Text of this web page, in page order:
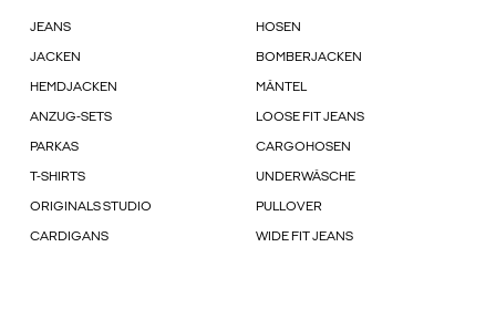
JEANS HOSEN
JACKEN BOMBERJACKEN
HEMDJACKEN MÄNTEL
ANZUG-SETS LOOSE FIT JEANS
PARKAS CARGOHOSEN
T-SHIRTS UNDERWÄSCHE
ORIGINALS STUDIO PULLOVER
CARDIGANS WIDE FIT JEANS